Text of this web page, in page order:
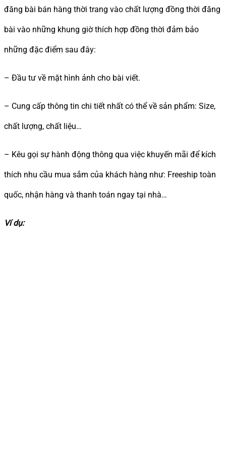
đăng bài bán hàng thời trang vào chất lượng đồng thời đăng
bài vào những khung giờ thích hợp đồng thời đảm bảo
những đặc điểm sau đây:
– Đầu tư về mặt hình ảnh cho bài viết.
– Cung cấp thông tin chi tiết nhất có thể về sản phẩm: Size,
chất lượng, chất liệu…
– Kêu gọi sự hành động thông qua việc khuyến mãi để kích
thích nhu cầu mua sắm của khách hàng như: Freeship toàn
quốc, nhận hàng và thanh toán ngay tại nhà…
Ví dụ: